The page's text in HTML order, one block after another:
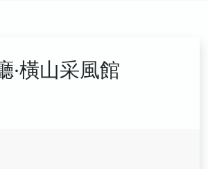
‧橫山采風館